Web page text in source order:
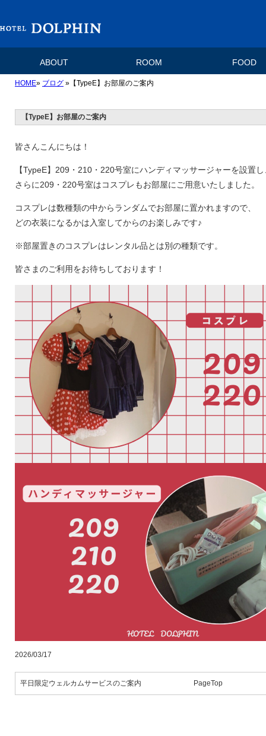
ABOUT ROOM FOOD
HOME» ブログ »【TypeE】お部屋のご案内
【TypeE】お部屋のご案内
皆さんこんにちは！
【TypeE】209・210・220号室にハンディマッサージャーを設置し
さらに209・220号室はコスプレもお部屋にご用意いたしました。
コスプレは数種類の中からランダムでお部屋に置かれますので、
どの衣装になるかは入室してからのお楽しみです♪
※部屋置きのコスプレはレンタル品とは別の種類です。
皆さまのご利用をお待ちしております！
2026/03/17
平日限定ウェルカムサービスのご案内 PageTop